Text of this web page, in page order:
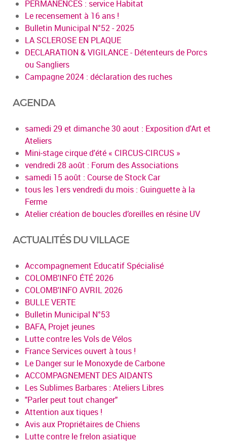
PERMANENCES : service Habitat
Le recensement à 16 ans !
Bulletin Municipal N°52 - 2025
LA SCLEROSE EN PLAQUE
DECLARATION & VIGILANCE - Détenteurs de Porcs
ou Sangliers
Campagne 2024 : déclaration des ruches
AGENDA
samedi 29 et dimanche 30 aout : Exposition d'Art et
Ateliers
Mini-stage cirque d'été « CIRCUS-CIRCUS »
vendredi 28 août : Forum des Associations
samedi 15 août : Course de Stock Car
tous les 1ers vendredi du mois : Guinguette à la
Ferme
Atelier création de boucles d’oreilles en résine UV
ACTUALITÉS DU VILLAGE
Accompagnement Educatif Spécialisé
COLOMB'INFO ÉTÉ 2026
COLOMB'INFO AVRIL 2026
BULLE VERTE
Bulletin Municipal N°53
BAFA, Projet jeunes
Lutte contre les Vols de Vélos
France Services ouvert à tous !
Le Danger sur le Monoxyde de Carbone
ACCOMPAGNEMENT DES AIDANTS
Les Sublimes Barbares : Ateliers Libres
"Parler peut tout changer"
Attention aux tiques !
Avis aux Propriétaires de Chiens
Lutte contre le frelon asiatique